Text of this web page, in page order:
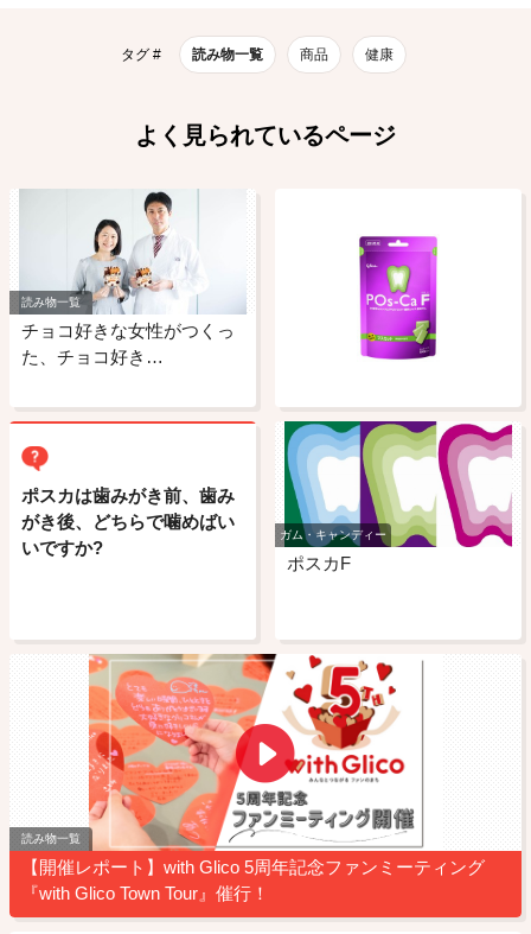
タグ # 読み物一覧 商品 健康
よく見られているページ
読み物一覧
チョコ好きな女性がつくっ
た、チョコ好き…
ポスカは歯みがき前、歯み
がき後、どちらで噛めばい
いですか?
ガム・キャンディー
ポスカF
読み物一覧
【開催レポート】with Glico 5周年記念ファンミーティング
『with Glico Town Tour』催行！